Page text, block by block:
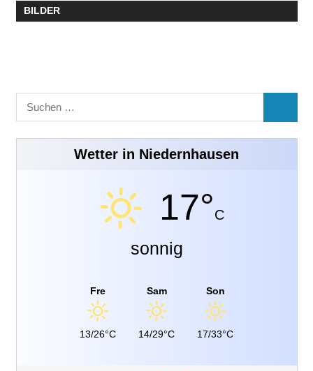
BILDER
Suchen
nach:
Wetter in Niedernhausen
17°C
sonnig
Fre
13/26°C
Sam
14/29°C
Son
17/33°C